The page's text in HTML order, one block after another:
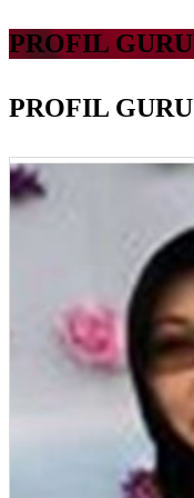
PROFIL GURU
PROFIL GURU